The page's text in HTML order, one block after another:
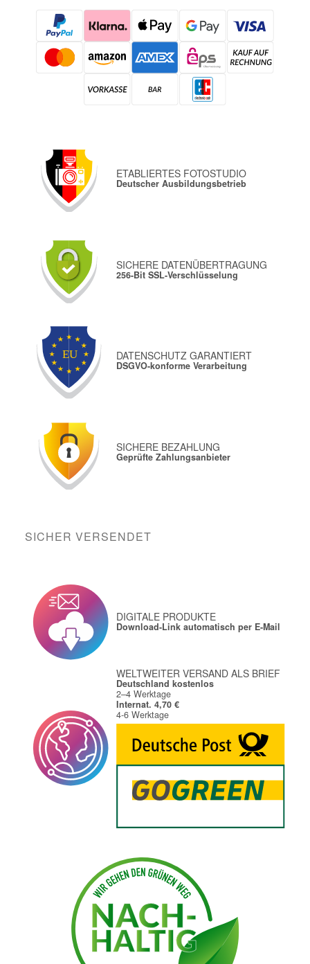
ETABLIERTES FOTOSTUDIO
Deutscher Ausbildungsbetrieb
SICHERE DATENÜBERTRAGUNG
256-Bit SSL-Verschlüsselung
DATENSCHUTZ GARANTIERT
DSGVO-konforme Verarbeitung
SICHERE BEZAHLUNG
Geprüfte Zahlungsanbieter
SICHER VERSENDET
DIGITALE PRODUKTE
Download-Link automatisch per E-Mail
WELTWEITER VERSAND ALS BRIEF
Deutschland kostenlos
2–4 Werktage
Internat. 4,70 €
4-6 Werktage